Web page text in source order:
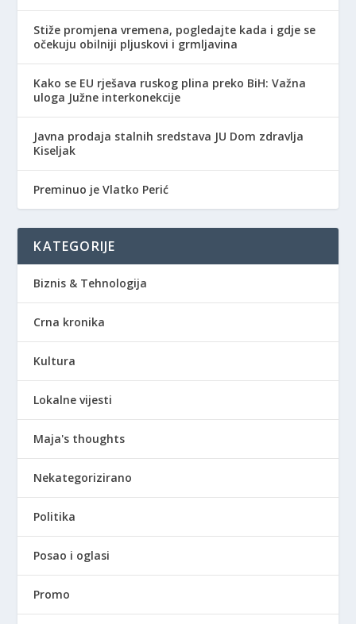
Stiže promjena vremena, pogledajte kada i gdje se
očekuju obilniji pljuskovi i grmljavina
Kako se EU rješava ruskog plina preko BiH: Važna
uloga Južne interkonekcije
Javna prodaja stalnih sredstava JU Dom zdravlja
Kiseljak
Preminuo je Vlatko Perić
KATEGORIJE
Biznis & Tehnologija
Crna kronika
Kultura
Lokalne vijesti
Maja's thoughts
Nekategorizirano
Politika
Posao i oglasi
Promo